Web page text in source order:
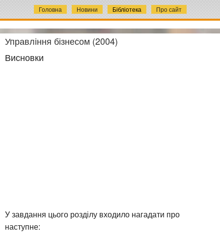
Головна Новини Бібліотека Про сайт
Управління бізнесом (2004)
Висновки
У завдання цього розділу входило нагадати про
наступне: